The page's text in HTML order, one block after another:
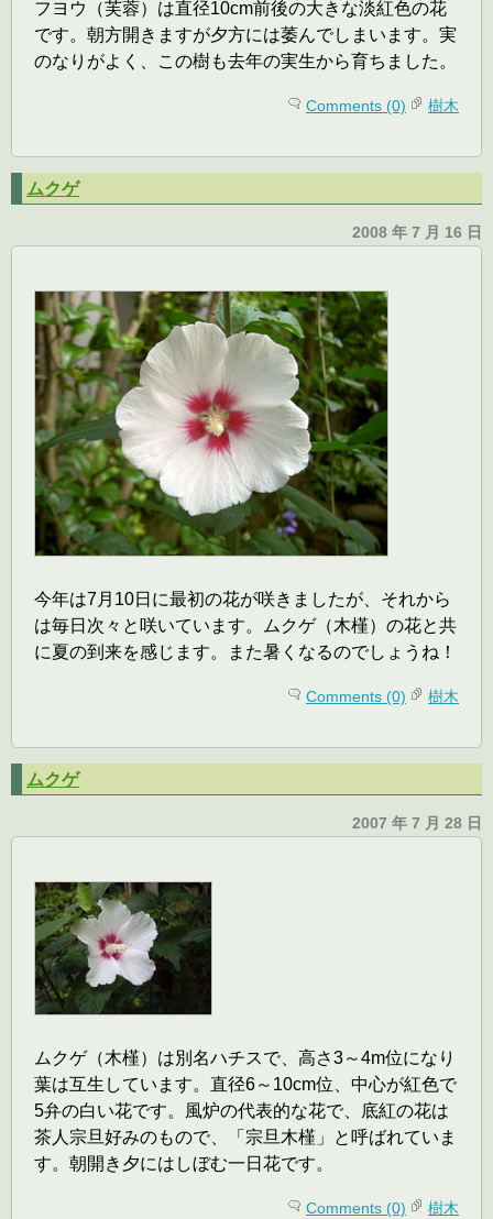
フヨウ（芙蓉）は直径10cm前後の大きな淡紅色の花
です。朝方開きますが夕方には萎んでしまいます。実
のなりがよく、この樹も去年の実生から育ちました。
Comments (0) 樹木
ムクゲ
2008 年 7 月 16 日
今年は7月10日に最初の花が咲きましたが、それから
は毎日次々と咲いています。ムクゲ（木槿）の花と共
に夏の到来を感じます。また暑くなるのでしょうね！
Comments (0) 樹木
ムクゲ
2007 年 7 月 28 日
ムクゲ（木槿）は別名ハチスで、高さ3～4m位になり
葉は互生しています。直径6～10cm位、中心が紅色で
5弁の白い花です。風炉の代表的な花で、底紅の花は
茶人宗旦好みのもので、「宗旦木槿」と呼ばれていま
す。朝開き夕にはしぼむ一日花です。
Comments (0) 樹木